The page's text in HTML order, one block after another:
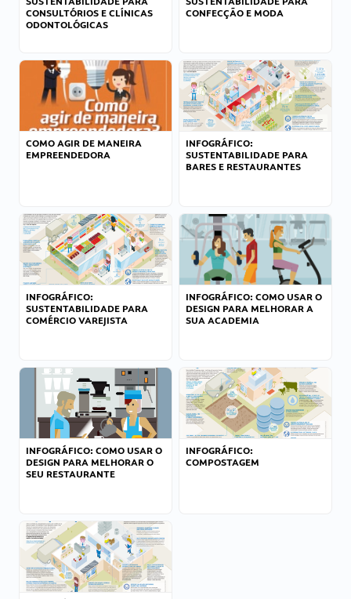
CONSULTÓRIOS E CLÍNICAS
ODONTOLÓGICAS
CONFECÇÃO E MODA
COMO AGIR DE MANEIRA
EMPREENDEDORA
INFOGRÁFICO:
SUSTENTABILIDADE PARA
BARES E RESTAURANTES
INFOGRÁFICO:
SUSTENTABILIDADE PARA
COMÉRCIO VAREJISTA
INFOGRÁFICO: COMO USAR O
DESIGN PARA MELHORAR A
SUA ACADEMIA
INFOGRÁFICO: COMO USAR O
DESIGN PARA MELHORAR O
SEU RESTAURANTE
INFOGRÁFICO:
COMPOSTAGEM